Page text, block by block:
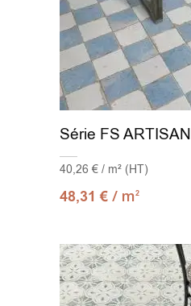
Série FS ARTISAN
40,26 € / m² (HT)
48,31€ / m2